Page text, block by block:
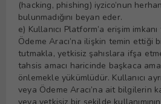
(hacking, phishing) iyzico’nun
bulunmadığını beyan eder.
e) Kullanıcı Platform’a erişim
Ödeme Aracı’na ilişkin temin ettiği
tutmakla, yetkisiz şahıslara ifşa
tahsis amacı haricinde başkaca
önlemekle yükümlüdür. Kullanıcı
veya Ödeme Aracı’na ait bilgilerin